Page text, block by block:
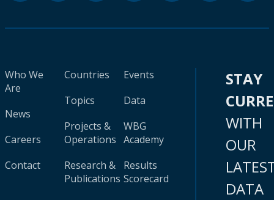
Who We
Are
News
Careers
Contact
Countries
Topics
Projects &
Operations
Research &
Publications
Events
Data
WBG
Academy
Results
Scorecard
STAY
WITH
OUR
DATA